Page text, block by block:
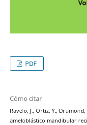
PDF
Cómo citar
Ravelo, J., Ortiz, Y.,
ameloblástico mandibular